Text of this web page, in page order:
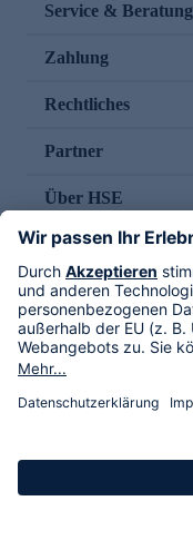
Service & Beratung
Zahlung
Rechtliches
Partner
Über HSE
Im TV
HSE International